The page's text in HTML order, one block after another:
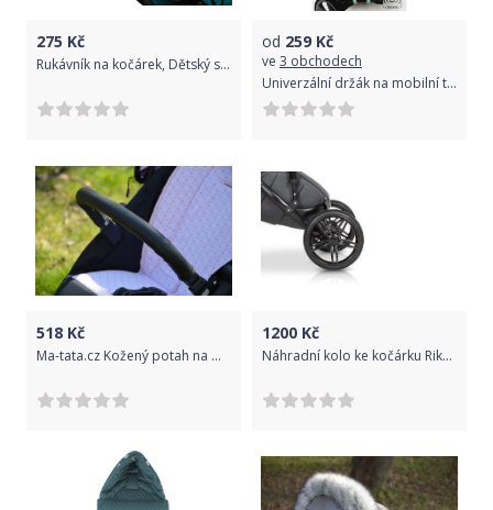
275 Kč
Rukávník na kočárek, Dětský svět, boxerky černotmavěmodré
od 259 Kč
ve 3 obchodech
Univerzální držák na mobilní telefon Dooky Mint 2021
518 Kč
Ma-tata.cz Kožený potah na madlo kočárku - dítě Značka kočárku: jiná značka, Barva: černá, Model kočárku: jiný model
1200 Kč
Náhradní kolo ke kočárku Riko Naturo Ecco - zadní